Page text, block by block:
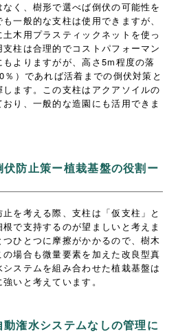
く、樹形で選べば倒伏の可能性を
一般的な支柱は使用できますが、
木用プラスティックネットを使っ
柱は合理的でコストパフォーマン
よりますがが、高さ5m程度の落
）であれば活着までの倒伏対策と
ます。この支柱はアクアソイルの
り、一般的な造園にも活用できま
伏防止策ー植栽基盤の役割ー
を考える際、支柱は「仮支柱」と
で支持するのが望ましいと考えま
ひとつに摩擦がかかるので、樹木
場合も微量要素を加えた改良型真
ステムを組み合わせた植栽基盤は
いと考えています。
動潅水システムなしの管理に